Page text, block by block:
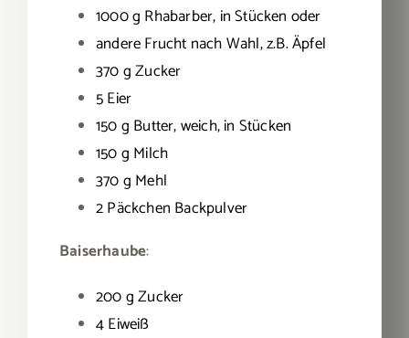
1000 g Rhabarber, in Stücken oder
andere Frucht nach Wahl, z.B. Äpfel
370 g Zucker
5 Eier
150 g Butter, weich, in Stücken
150 g Milch
370 g Mehl
2 Päckchen Backpulver
Baiserhaube:
200 g Zucker
4 Eiweiß